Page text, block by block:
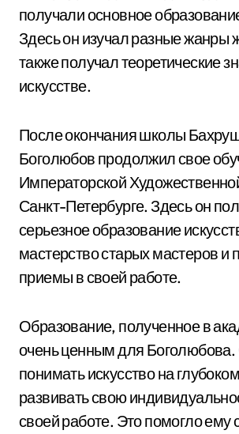
получали основное
Здесь он изучал разные жанры
также получал теоретические
искусстве.
После окончания школы
Боголюбов продолжил свое
Императорской
Санкт-Петербурге. Здесь он
серьезное образование
мастерство старых мастеров и
приемы в своей работе.
Образование, полученное в
очень ценным для
понимать искусство на
развивать свою
своей работе. Это помогло ему